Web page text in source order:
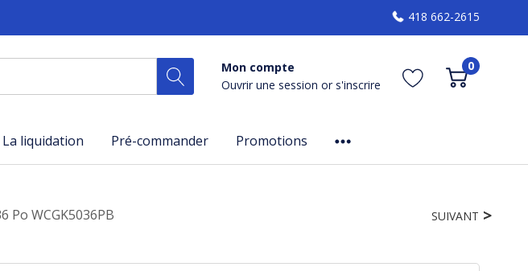
418 662-2615
Mon compte
Ouvrir une session or s'inscrire
0
La liquidation Pré-commander Promotions
Po WCGK5036PB
SUIVANT